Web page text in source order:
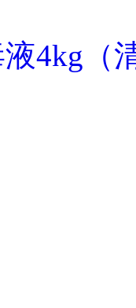
4kg（